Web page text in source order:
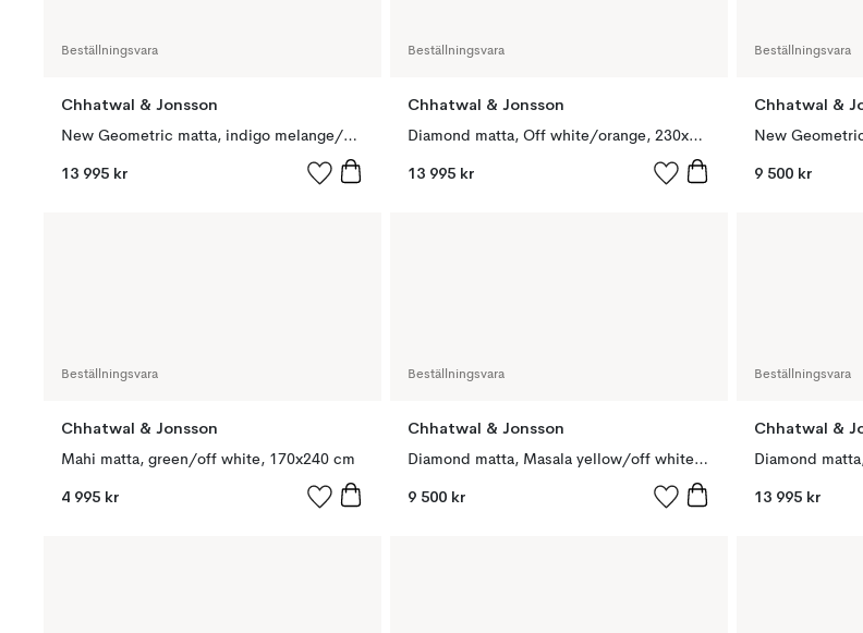
Beställningsvara
Chhatwal & Jonsson
New Geometric matta, indigo melange/off white, 234x323 cm
13 995 kr
Beställningsvara
Chhatwal & Jonsson
Diamond matta, Off white/orange, 230x336 cm
13 995 kr
Beställningsvara
Chhatwal &
9 500 kr
Beställningsvara
Chhatwal & Jonsson
Mahi matta, green/off white, 170x240 cm
4 995 kr
Beställningsvara
Chhatwal & Jonsson
Diamond matta, Masala yellow/off white, 184x280 cm
9 500 kr
Beställningsvara
Chhatwal &
13 995 kr